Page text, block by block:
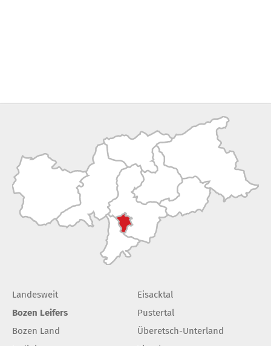
Landesweit
Bozen Leifers
Bozen Land
Eisacktal
Pustertal
Überetsch-Unterland